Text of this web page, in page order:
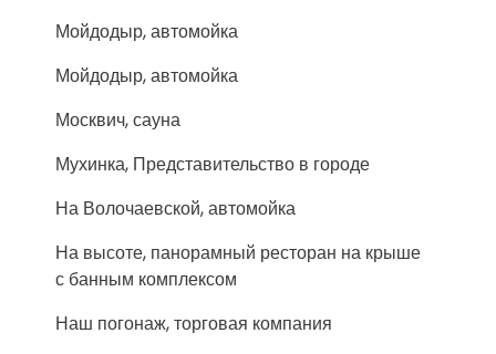
Мойдодыр, автомойка
Мойдодыр, автомойка
Москвич, сауна
Мухинка, Представительство в городе
На Волочаевской, автомойка
На высоте, панорамный ресторан на крыше
с банным комплексом
Наш погонаж, торговая компания